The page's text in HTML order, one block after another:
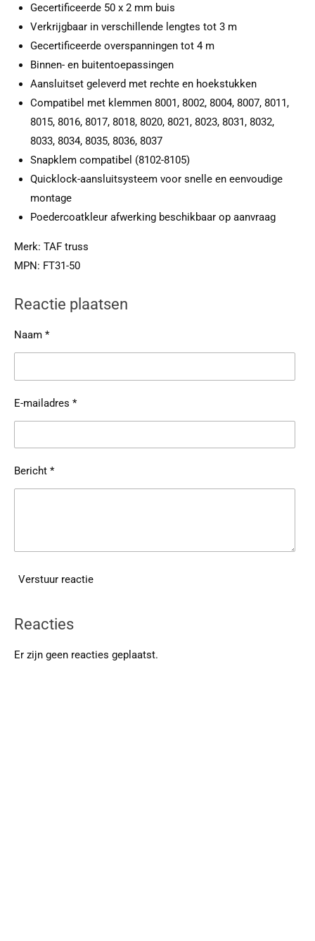
Gecertificeerde 50 x 2 mm buis
Verkrijgbaar in verschillende lengtes tot 3 m
Gecertificeerde overspanningen tot 4 m
Binnen- en buitentoepassingen
Aansluitset geleverd met rechte en hoekstukken
Compatibel met klemmen 8001, 8002, 8004, 8007, 8011,
8015, 8016, 8017, 8018, 8020, 8021, 8023, 8031, 8032,
8033, 8034, 8035, 8036, 8037
Snapklem compatibel (8102-8105)
Quicklock-aansluitsysteem voor snelle en eenvoudige
montage
Poedercoatkleur afwerking beschikbaar op aanvraag
Merk: TAF truss
MPN: FT31-50
Reactie plaatsen
Naam *
E-mailadres *
Bericht *
Verstuur reactie
Reacties
Er zijn geen reacties geplaatst.